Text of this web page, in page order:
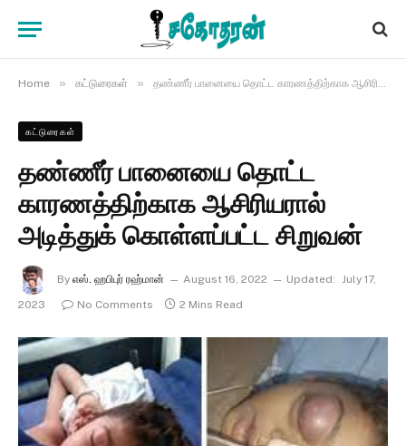
Home » கட்டுரைகள் » தண்ணீர் பானையை தொட்ட காரணத்திற்காக ஆசிரியரால் அடித்துக் கொள்ளப்பட்ட சிறுவன்
கட்டுரைகள்
தண்ணீர் பானையை தொட்ட
காரணத்திற்காக ஆசிரியரால்
அடித்துக் கொள்ளப்பட்ட சிறுவன்
By எஸ். ஹபிபுர் ரஹ்மான் August 16, 2022 Updated: July 17,
2023
No Comments 2 Mins Read